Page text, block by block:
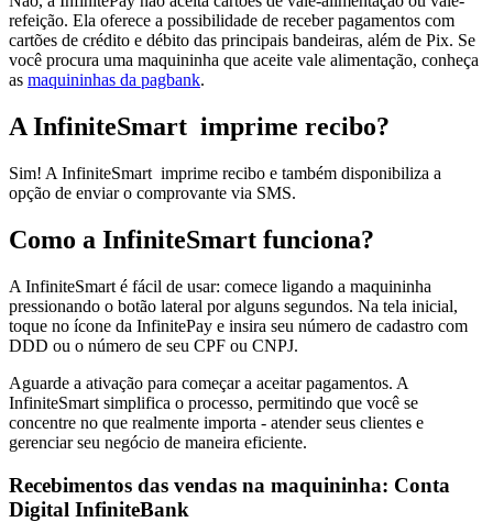
refeição. Ela oferece a possibilidade de receber pagamentos com
cartões de crédito e débito das principais bandeiras, além de Pix. Se
você procura uma maquininha que aceite vale alimentação, conheça
as maquininhas da pagbank.
A InfiniteSmart imprime recibo?
Sim! A InfiniteSmart imprime recibo e também disponibiliza a
opção de enviar o comprovante via SMS.
Como a InfiniteSmart funciona?
A InfiniteSmart é fácil de usar: comece ligando a maquininha
pressionando o botão lateral por alguns segundos. Na tela inicial,
toque no ícone da InfinitePay e insira seu número de cadastro com
DDD ou o número de seu CPF ou CNPJ.
Aguarde a ativação para começar a aceitar pagamentos. A
InfiniteSmart simplifica o processo, permitindo que você se
concentre no que realmente importa - atender seus clientes e
gerenciar seu negócio de maneira eficiente.
Recebimentos das vendas na maquininha: Conta
Digital InfiniteBank